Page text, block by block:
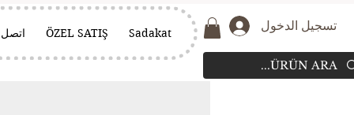
اتصل ÖZEL SATIŞ Sadakat
تسجيل الدخول